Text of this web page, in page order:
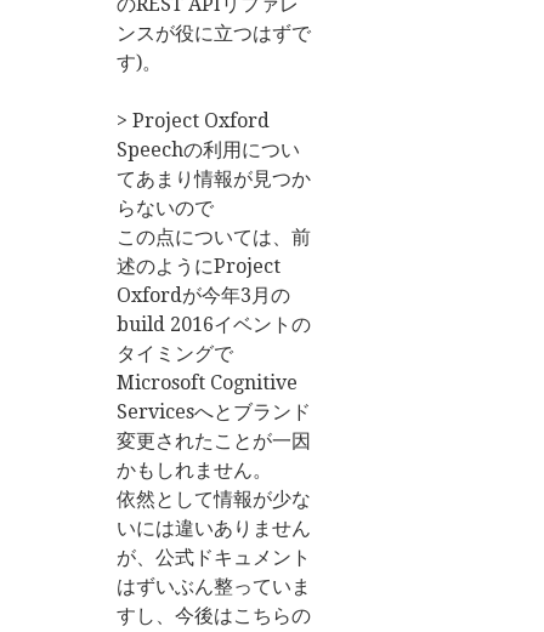
ンスが役に立つはずで
す)。
> Project Oxford
Speechの利用につい
てあまり情報が見つか
らないので
この点については、前
述のようにProject
Oxfordが今年3月の
build 2016イベントの
タイミングで
Microsoft Cognitive
Servicesへとブランド
変更されたことが一因
かもしれません。
依然として情報が少な
いには違いありません
が、公式ドキュメント
はずいぶん整っていま
すし、今後はこちらの